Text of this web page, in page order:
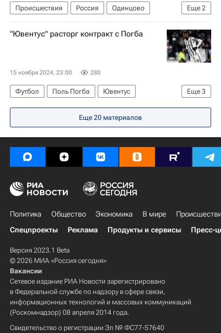
Еще2
Происшествия Россия
Одинцово
МЧС России (Министерство РФ по делам гражданской обороны, чрезвычайным ситуациям и ликвидации последствий стихийных бедствий)
Московская область (Подмосковье)
"Ювентус" расторг контракт с Погба
15 ноября 2024, 23:00 280
Еще3
Футбол Поль Погба
Ювентус
Спортивный арбитражный суд (CAS)
Спорт
Еще 20 материалов
Политика Общество Экономика В мире
Спецпроекты
Реклама Продукты и сервисы Пресс-
Версия 2023.1 Beta
© 2026 МИА «Россия сегодня»
Вакансии
Сетевое издание РИА Новости зарегистрировано
в Федеральной службе по надзору в сфере связи,
информационных технологий и массовых коммуникаций
(Роскомнадзор) 08 апреля 2014 года.
Свидетельство о регистрации Эл № ФС77-57640